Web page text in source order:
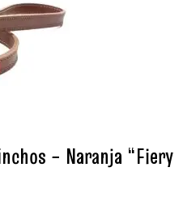
– Naranja “Fiery